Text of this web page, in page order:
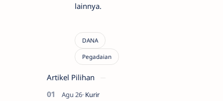
lainnya.
Artikel Pilihan